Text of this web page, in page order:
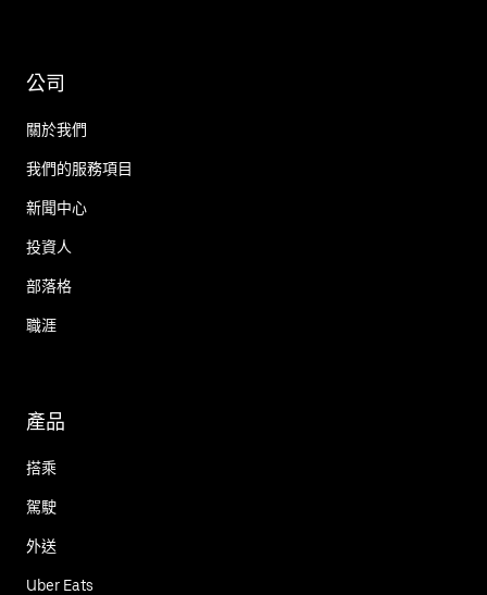
公司
關於我們
我們的服務項目
新聞中心
投資人
部落格
職涯
產品
搭乘
駕駛
外送
Uber Eats